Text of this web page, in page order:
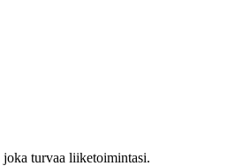
joka turvaa liiketoimintasi.